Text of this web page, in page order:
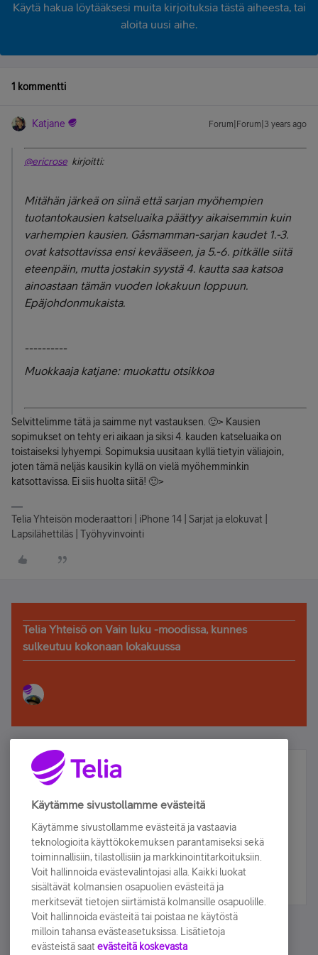
Käytä hakua löytääksesi muita kirjoituksia tästä aiheesta, tai
aloita uusi aihe.
1 kommentti
Katjane Forum|Forum|3 years ago
@ericrose kirjoitti:
Mitähän järkeä on siinä että sarjan myöhempien
tuotantokausien katseluaika päättyy aikaisemmin kuin
varhempien kausien. Gåsmamman-sarjan kaudet 1.-3.
ovat katsottavissa ensi kevääseen, ja 5.-6. pitkälle siitä
eteenpäin, mutta jostakin syystä 4. kautta saa katsoa
ainoastaan tämän vuoden lokakuun loppuun.
Epäjohdonmukaista.
----------
Muokkaaja katjane: muokattu otsikkoa
Selvittelimme tätä ja saimme nyt vastauksen. 🙂> Kausien
sopimukset on tehty eri aikaan ja siksi 4. kauden katseluaika on
toistaiseksi lyhyempi. Sopimuksia uusitaan kyllä tietyin väliajoin,
joten tämä neljäs kausikin kyllä on vielä myöhemminkin
katsottavissa. Ei siis huolta siitä! 🙂>
Telia Yhteisön moderaattori | iPhone 14 | Sarjat ja elokuvat |
Lapsilähettiläs | Työhyvinvointi
Telia Yhteisö on Vain luku -moodissa, kunnes
sulkeutuu kokonaan lokakuussa
Älä jää paitsi – osallistu ja voita!
Tilaa Telian uutiskirje ja olet mukana arvonnassa.
sähköpostiisi.
Tilaa nyt
Käytämme sivustollamme evästeitä
Käytämme sivustollamme evästeitä ja vastaavia
teknologioita käyttökokemuksen parantamiseksi sekä
toiminnallisiin, tilastollisiin ja markkinointitarkoituksiin.
Voit hallinnoida evästevalintojasi alla. Kaikki luokat
sisältävät kolmansien osapuolien evästeitä ja
merkitsevät tietojen siirtämistä kolmansille osapuolille.
Voit hallinnoida evästeitä tai poistaa ne käytöstä
milloin tahansa evästeasetuksissa. Lisätietoja
evästeistä saat evästeitä koskevasta